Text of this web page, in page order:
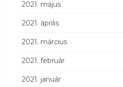
2021. május
2021. április
2021. március
2021. február
2021. január